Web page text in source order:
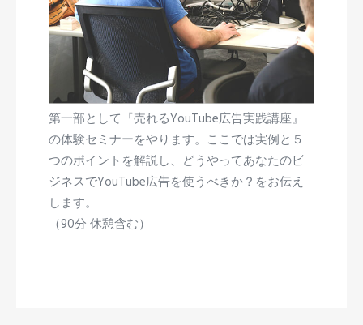
第一部として『売れるYouTube広告実践講座』
の体験セミナーをやります。ここでは実例と５
つのポイントを解説し、どうやってあなたのビ
ジネスでYouTube広告を使うべきか？をお伝え
します。
（90分 休憩含む）